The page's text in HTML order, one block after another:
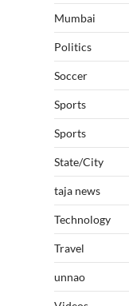
Mumbai
Politics
Soccer
Sports
Sports
State/City
taja news
Technology
Travel
unnao